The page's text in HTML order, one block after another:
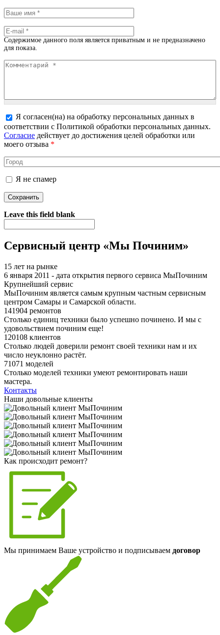
Ваше имя
E-mail*
Содержимое данного поля является приватным и не предназначено
для показа.
Комментарий*
Более подробная информация о текстовых форматах
Я согласен(на) на обработку персональных данных в
соответствии с Политикой обработки персональных данных.
Согласие действует до достижения целей обработки или
моего отзыва *
Город
Я не спамер
Я спамер
Leave this field blank
Сервисный центр «Мы Починим»
15 лет на рынке
6 января 2011 - дата открытия первого сервиса МыПочиним
Крупнейший сервис
МыПочиним является самым крупным частным сервисным
центром Самары и Самарской области.
141904 ремонтов
Столько единиц техники было успешно починено. И мы с
удовольствием починим еще!
120108 клиентов
Столько людей доверили ремонт своей техники нам и их
число неуклонно растёт.
71071 моделей
Столько моделей техники умеют ремонтировать наши
мастера.
Контакты
Наши довольные клиенты
Как происходит ремонт?
Мы принимаем Ваше устройство и подписываем договор